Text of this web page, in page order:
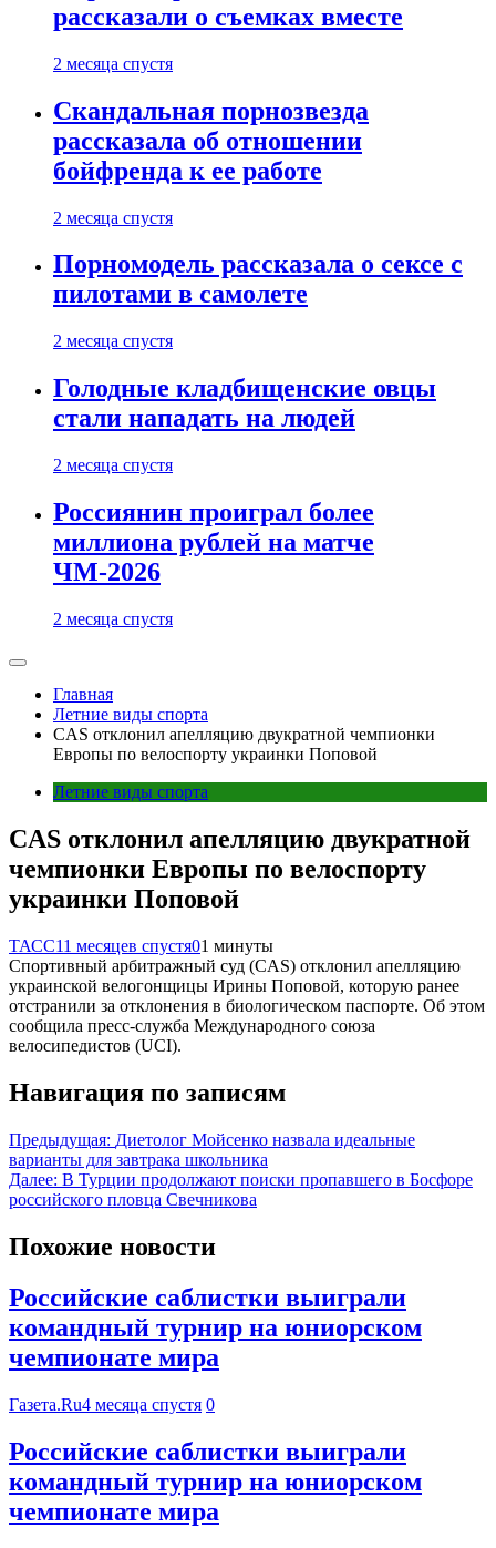
рассказали о съемках вместе
2 месяца спустя
Скандальная порнозвезда
рассказала об отношении
бойфренда к ее работе
2 месяца спустя
Порномодель рассказала о сексе с
пилотами в самолете
2 месяца спустя
Голодные кладбищенские овцы
стали нападать на людей
2 месяца спустя
Россиянин проиграл более
миллиона рублей на матче
ЧМ-2026
2 месяца спустя
Главная
Летние виды спорта
CAS отклонил апелляцию двукратной чемпионки
Европы по велоспорту украинки Поповой
Летние виды спорта
CAS отклонил апелляцию двукратной
чемпионки Европы по велоспорту
украинки Поповой
ТАСС11 месяцев спустя01 минуты
Спортивный арбитражный суд (CAS) отклонил апелляцию
украинской велогонщицы Ирины Поповой, которую ранее
отстранили за отклонения в биологическом паспорте. Об этом
сообщила пресс-служба Международного союза
велосипедистов (UCI).
Навигация по записям
Предыдущая: Диетолог Мойсенко назвала идеальные
варианты для завтрака школьника
Далее: В Турции продолжают поиски пропавшего в Босфоре
российского пловца Свечникова
Похожие новости
Российские саблистки выиграли
командный турнир на юниорском
чемпионате мира
Газета.Ru4 месяца спустя 0
Российские саблистки выиграли
командный турнир на юниорском
чемпионате мира